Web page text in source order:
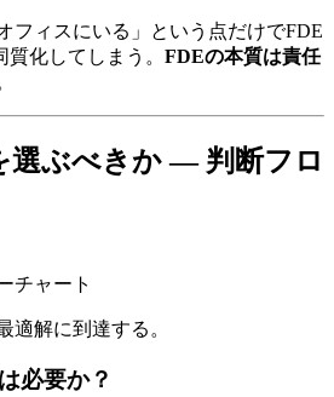
フィスに​いる」と​いう​点だけで​FDE
質化してしまう。 FDEの本質は責任
選ぶべきか — 判断フロ
チャート
適解に​到達する。
必要か？